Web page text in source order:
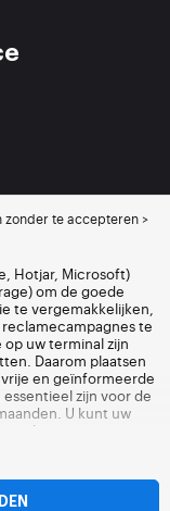
zonder te accepteren >
Hotjar, Microsoft)
om de goede
te vergemakkelijken,
te
uw terminal zijn
Daarom plaatsen
en geïnformeerde
zijn voor de
U kunt uw
de pagina over
tracers te
tot diensten niet
cookies en andere